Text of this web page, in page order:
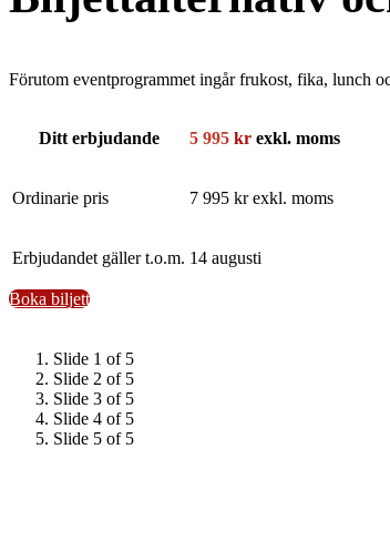
Förutom eventprogrammet ingår frukost, fika, lunch
Ditt erbjudande 5 995 kr exkl. moms
Ordinarie pris 7 995 kr exkl. moms
Erbjudandet gäller t.o.m. 14 augusti
Boka biljett
Slide 1 of 5
Slide 2 of 5
Slide 3 of 5
Slide 4 of 5
Slide 5 of 5